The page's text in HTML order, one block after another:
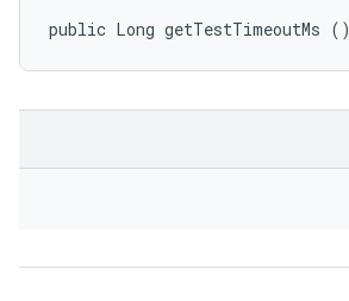
public Long getTestTimeoutMs ()